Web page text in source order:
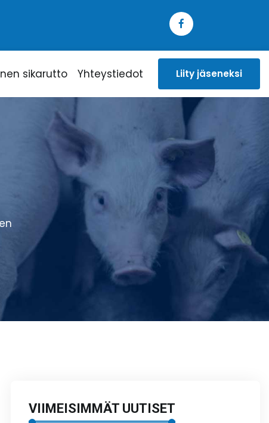
sikarutto Yhteystiedot Liity jäseneksi
VIIMEISIMMÄT UUTISET